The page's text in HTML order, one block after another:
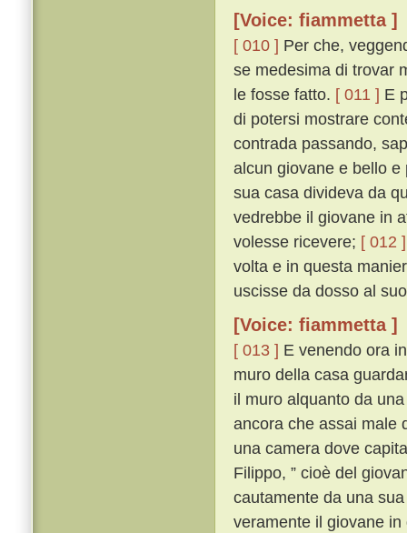
[Voice: fiammetta ]
[ 010 ] Per che,
se medesima di trovar
le fosse fatto. [ 011 ] E
di potersi mostrare
contrada passando,
alcun giovane e bello
sua casa divideva da
vedrebbe il giovane in
volesse ricevere; [ 012 ]
volta e in questa
uscisse da dosso al
[Voice: fiammetta ]
[ 013 ] E venendo ora
muro della casa
il muro alquanto da
ancora che assai male
una camera dove
Filippo, ” cioè del
cautamente da una
veramente il giovane